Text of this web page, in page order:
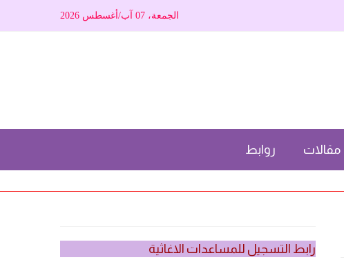
الجمعة، 07 آب/أغسطس 2026
مقالات روابط
رابط التسجيل للمساعدات الاغاثية